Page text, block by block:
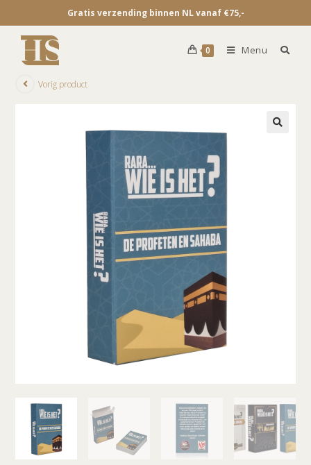
Gratis verzending binnen NL vanaf €75,-
0 Menu
Vorig product